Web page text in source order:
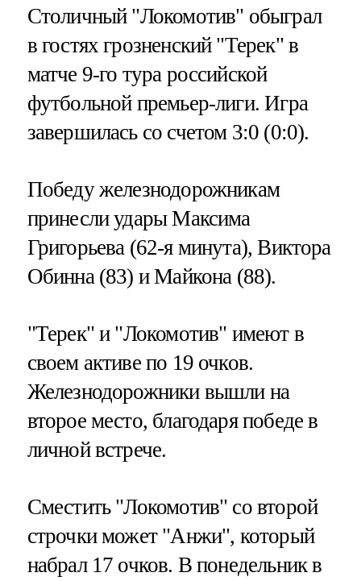
Столичный "Локомотив" обыграл
в гостях грозненский "Терек" в
матче 9-го тура российской
футбольной премьер-лиги. Игра
завершилась со счетом 3:0 (0:0).
Победу железнодорожникам
принесли удары Максима
Григорьева (62-я минута), Виктора
Обинна (83) и Майкона (88).
"Терек" и "Локомотив" имеют в
своем активе по 19 очков.
Железнодорожники вышли на
второе место, благодаря победе в
личной встрече.
Сместить "Локомотив" со второй
строчки может "Анжи", который
набрал 17 очков. В понедельник в